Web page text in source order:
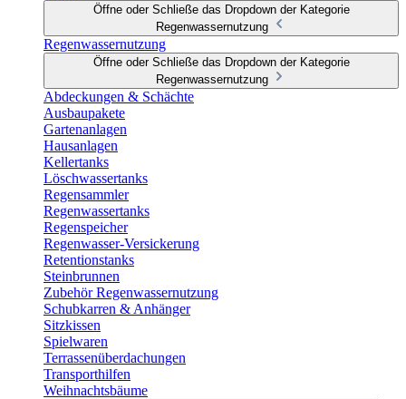
Öffne oder Schließe das Dropdown der Kategorie
Regenwassernutzung
Regenwassernutzung
Öffne oder Schließe das Dropdown der Kategorie
Regenwassernutzung
Abdeckungen & Schächte
Ausbaupakete
Gartenanlagen
Hausanlagen
Kellertanks
Löschwassertanks
Regensammler
Regenwassertanks
Regenspeicher
Regenwasser-Versickerung
Retentionstanks
Steinbrunnen
Zubehör Regenwassernutzung
Schubkarren & Anhänger
Sitzkissen
Spielwaren
Terrassenüberdachungen
Transporthilfen
Weihnachtsbäume